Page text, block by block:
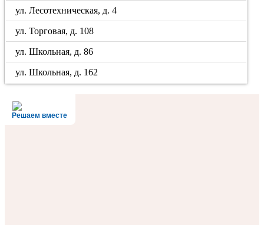
ул. Лесотехническая, д. 4
ул. Торговая, д. 108
ул. Школьная, д. 86
ул. Школьная, д. 162
Решаем вместе